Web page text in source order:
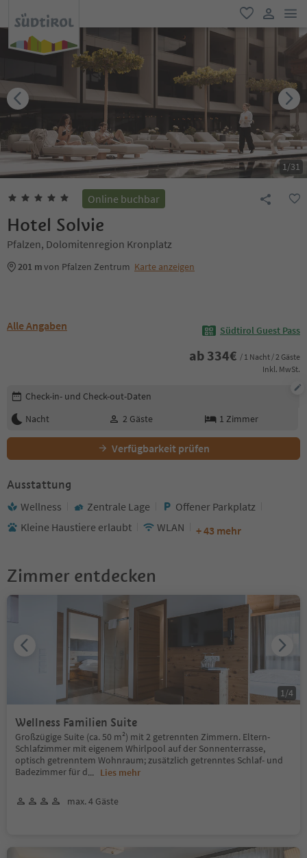
favorit
user link
1/31
Online buchbar
Hotel Solvie
Pfalzen, Dolomitenregion Kronplatz
201 mvon Pfalzen Zentrum Karte anzeigen
Alle Angaben Südtirol Guest Pass
ab 334€ / 1 Nacht / 2 Gäste
Inkl. MwSt.
Buchungsdetails bearbeiten
Check-in- und Check-out-Daten
Nacht
2 Gäste 1 Zimmer
Verfügbarkeit prüfen
Ausstattung
Wellness Zentrale Lage
Offener Parkplatz
Kleine Haustiere erlaubt
WLAN + 43 mehr
Zimmer entdecken
Wellness Familien Suite
Großzügige Suite (ca. 50 m²) mit 2 getrennten Zimmern. Eltern-
Schlafzimmer mit eigenem Whirlpool auf der Sonnenterrasse,
optisch getrenntem Wohnraum; zusätzlich getrenntes Schlaf- und
Badezimmer für d... Lies mehr
max. 4 Gäste
1 /4